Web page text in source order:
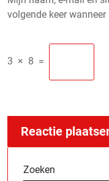
volgende keer
3 × 8 =
Zoeken